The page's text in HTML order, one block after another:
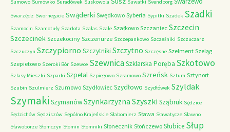
Sumowo Sumówko Suradówek Suskowola Suwałki Svendborg
Swarzędz Swornegacie Swąderki Swędkowo Syberia Sypitki Szadek Szadki
Szamocin Szamotuły Szarlota Szałas Szałe Szałkowo Szczaniec Szczecin
Szczecinek Szczekociny Szczenurze Szczepankowo Szcześniki Szczuczarz
Szczuczyn Szczypiorno Szczytniki Szczytno Szczęsne Szelment Szeląg
Szepietowo Szeroki Bór Szewce SzewnicaSzklarska Poręba Szkotowo
Szlasy Mieszki Szparki Szpetal Szpiegowo Szramowo Szreńsk Sztum Sztynort
Szubin Szulmierz Szumowo Szydłowiec Szydłowo Szydłówek Szyldak
Szymaki SzymanówSzynkarzyzna Szyszki Sząbruk Sędzice
Sędzichów Sędziszów Sępólno Krajeńskie Słabomierz Sława Sławatycze Sławno
Sławoborze Słomczyn Słomin Słomniki Słonecznik Słończewo Słubice Słup